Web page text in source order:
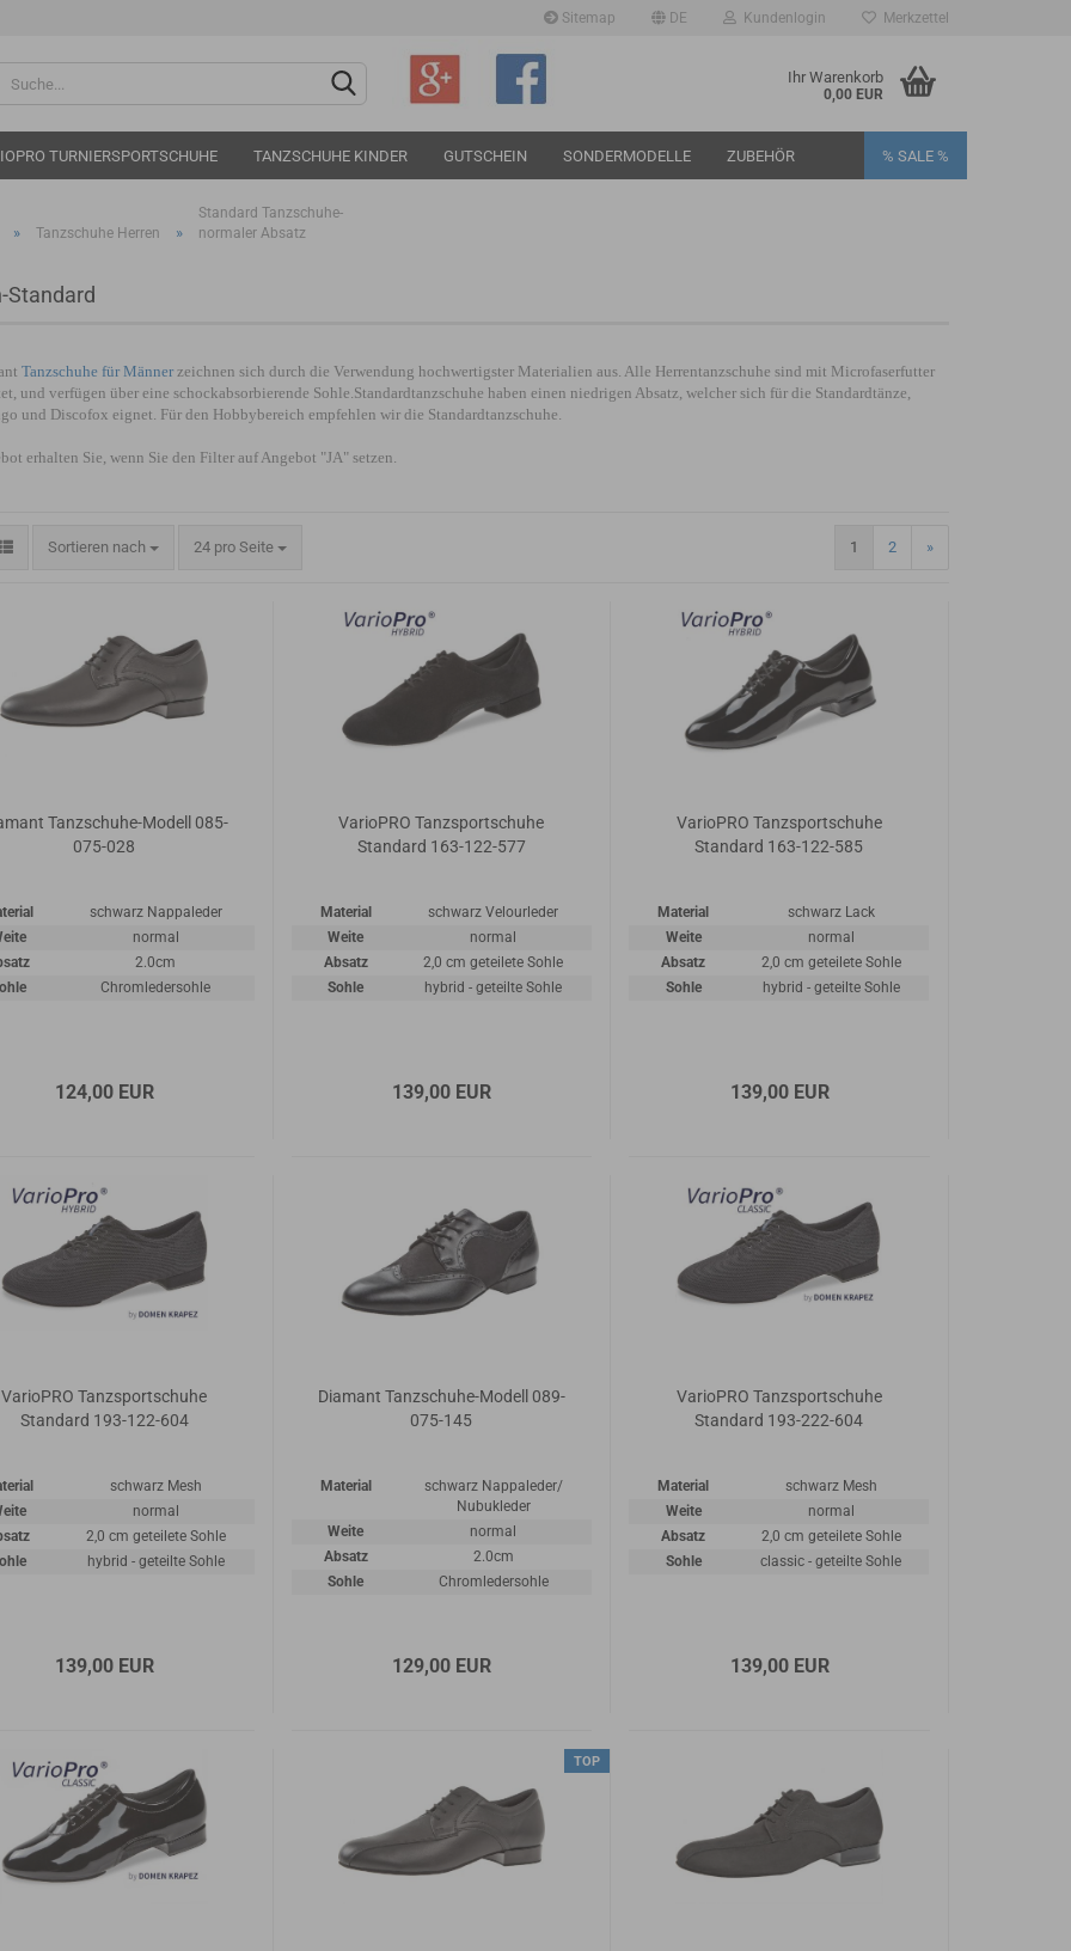
Sitemap DE
Sprache auswählen
Kundenlogin
Passwort vergessen?
Merkzettel
Ihr Warenkorb
0,00 EUR
TURNIERSPORTSCHUHE TANZSCHUHE KINDER GUTSCHEIN SONDERMODELLE ZUBEHÖR % SALE %
» Tanzschuhe Herren »
Standard Tanzschuhe-
normaler Absatz
Standard
Tanzschuhe für Männerzeichnen sich durch die Verwendung hochwertigster Materialien aus. Alle Herrentanzschuhe sind mit Microfaserfutter
und verfügen über eine schockabsorbierende Sohle.Standardtanzschuhe haben einen niedrigen Absatz, welcher sich für die Standardtänze,
und Discofox eignet. Für den Hobbybereich empfehlen wir die Standardtanzschuhe.
erhalten Sie, wenn Sie den Filter auf Angebot "JA" setzen.
Sortieren nach 24 pro Seite 1 2 »
Tanzschuhe-Modell 085-
075-028
schwarz Nappaleder
normal
2.0cm
Chromledersohle
124,00 EUR
VarioPRO Tanzsportschuhe
Standard 163-122-577
Material
schwarz Velourleder
Weite
normal
Absatz
2,0 cm geteilete Sohle
Sohle
hybrid - geteilte Sohle
139,00 EUR
VarioPRO Tanzsportschuhe
Standard 163-122-585
Material
schwarz Lack
Weite
normal
Absatz
2,0 cm geteilete Sohle
Sohle
hybrid - geteilte Sohle
139,00 EUR
VarioPRO Tanzsportschuhe
Standard 193-122-604
schwarz Mesh
normal
2,0 cm geteilete Sohle
hybrid - geteilte Sohle
139,00 EUR
Diamant Tanzschuhe-Modell 089-
075-145
Material
schwarz Nappaleder/
Nubukleder
Weite
normal
Absatz
2.0cm
Sohle
Chromledersohle
129,00 EUR
VarioPRO Tanzsportschuhe
Standard 193-222-604
Material
schwarz Mesh
Weite
normal
Absatz
2,0 cm geteilete Sohle
Sohle
classic - geteilte Sohle
139,00 EUR
TOP